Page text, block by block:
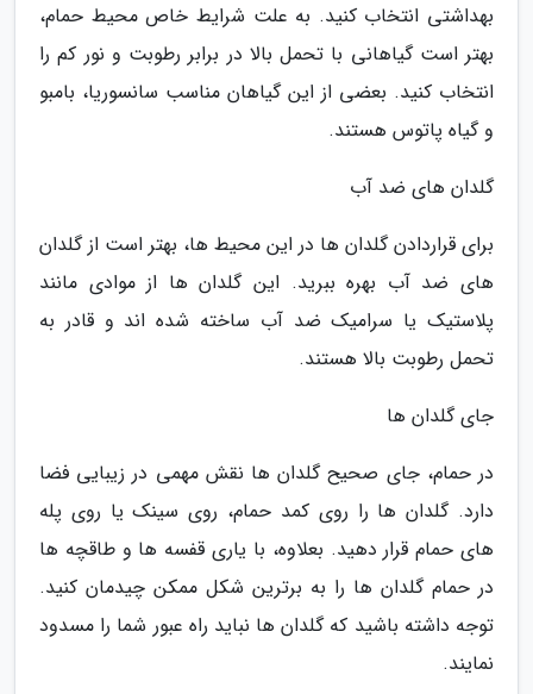
بهداشتی انتخاب کنید. به علت شرایط خاص محیط حمام،
بهتر است گیاهانی با تحمل بالا در برابر رطوبت و نور کم را
انتخاب کنید. بعضی از این گیاهان مناسب سانسوریا، بامبو
و گیاه پاتوس هستند.
گلدان های ضد آب
برای قراردادن گلدان ها در این محیط ها، بهتر است از گلدان
های ضد آب بهره ببرید. این گلدان ها از موادی مانند
پلاستیک یا سرامیک ضد آب ساخته شده اند و قادر به
تحمل رطوبت بالا هستند.
جای گلدان ها
در حمام، جای صحیح گلدان ها نقش مهمی در زیبایی فضا
دارد. گلدان ها را روی کمد حمام، روی سینک یا روی پله
های حمام قرار دهید. بعلاوه، با یاری قفسه ها و طاقچه ها
در حمام گلدان ها را به برترین شکل ممکن چیدمان کنید.
توجه داشته باشید که گلدان ها نباید راه عبور شما را مسدود
نمایند.